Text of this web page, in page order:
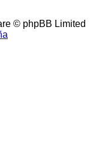
© phpBB Limited